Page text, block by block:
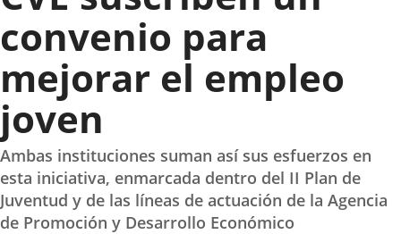
convenio para
mejorar el empleo
joven
Ambas instituciones suman así sus esfuerzos en
esta iniciativa, enmarcada dentro del II Plan de
Juventud y de las líneas de actuación de la Agencia
de Promoción y Desarrollo Económico